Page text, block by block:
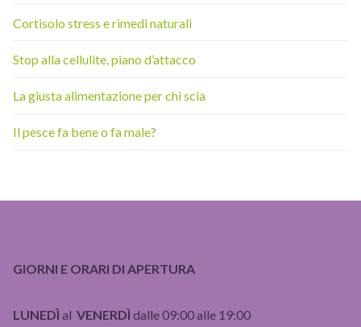
Cortisolo stress e rimedi naturali
Stop alla cellulite, piano d’attacco
La giusta alimentazione per chi scia
Il pesce fa bene o fa male?
GIORNI E ORARI DI APERTURA
LUNEDÌ al VENERDÌ dalle 09:00 alle 19:00